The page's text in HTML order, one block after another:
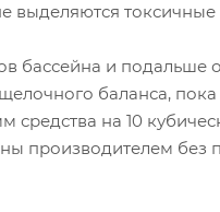
выделяются
бассейна и подальше
баланса,
средства на 10
производителем без